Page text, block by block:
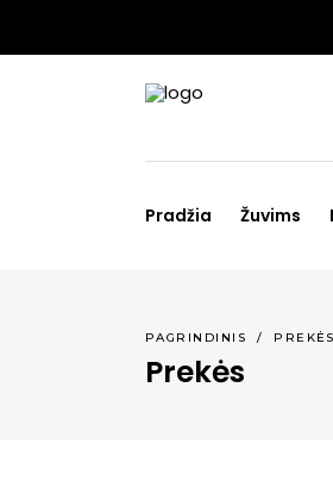
Pradžia Žuvims
PAGRINDINIS / PREKĖS
Prekės